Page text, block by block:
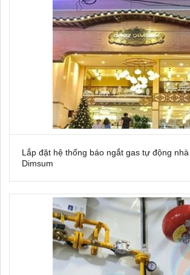
Lắp đặt hệ thống báo ngắt gas tự động
Dimsum